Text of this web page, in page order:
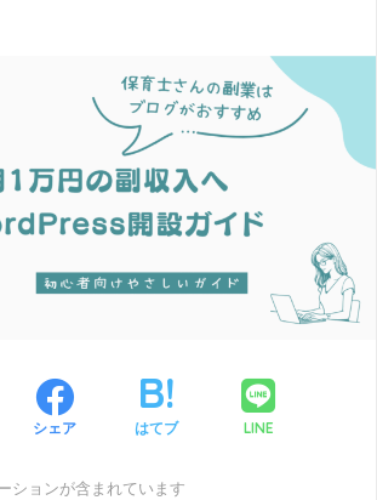
シェア はてブ LINE
ションが含まれています